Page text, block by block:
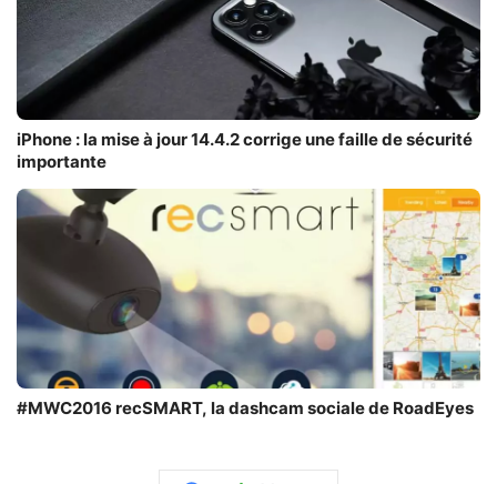
iPhone : la mise à jour 14.4.2 corrige une faille de sécurité
importante
#MWC2016 recSMART, la dashcam sociale de RoadEyes